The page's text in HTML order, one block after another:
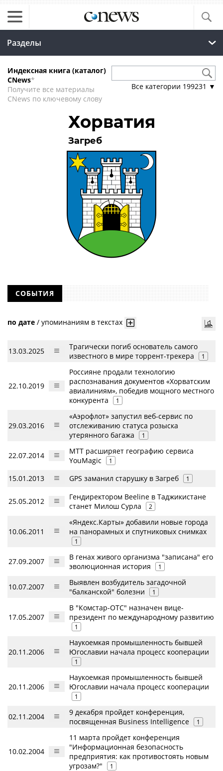
Разделы
Индексная книга (каталог)
CNews*
Получите все материалы
CNews по ключевому слову
Все категории 199231 ▼
Хорватия
Загреб
СОБЫТИЯ
по дате / упоминаниям в текстах
13.03.2025
Трагически погиб основатель самого
известного в мире торрент-трекера
1
22.10.2019
Россияне продали технологию
распознавания документов «Хорватским
авиалиниям», победив мощного местного
конкурента
1
29.03.2016
«Аэрофлот» запустил веб-сервис по
отслеживанию статуса розыска
утерянного багажа
1
22.07.2014
МТТ расширяет географию сервиса
YouMagic
1
15.01.2013 GPS заманил старушку в Загреб 1
25.05.2012
Гендиректором Beeline в Таджикистане
станет Милош Сурла
2
10.06.2011
«Яндекс.Карты» добавили новые города
на панорамных и спутниковых снимках
1
27.09.2007
В генах живого организма "записана" его
эволюционная история
1
10.07.2007
Выявлен возбудитель загадочной
"балканской" болезни
1
17.05.2007
В "Комстар-ОТС" назначен вице-
президент по международному развитию
1
20.11.2006
Наукоемкая промышленность бывшей
Югославии начала процесс кооперации
1
20.11.2006
Наукоемкая промышленность бывшей
Югославии начала процесс кооперации
1
02.11.2004
9 декабря пройдет конференция,
посвященная Business Intelligence
1
10.02.2004
11 марта пройдет конференция
"Информационная безопасность
предприятия: как противостоять новым
угрозам?"
1